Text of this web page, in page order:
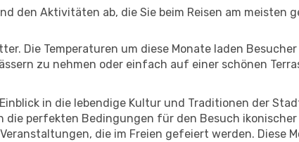
den Aktivitäten ab, die Sie beim Reisen am meisten
Die Temperaturen um diese Monate laden
zu nehmen oder einfach auf einer schönen
in die lebendige Kultur und Traditionen der
die perfekten Bedingungen für den Besuch ikonischer
die im Freien gefeiert werden. Diese